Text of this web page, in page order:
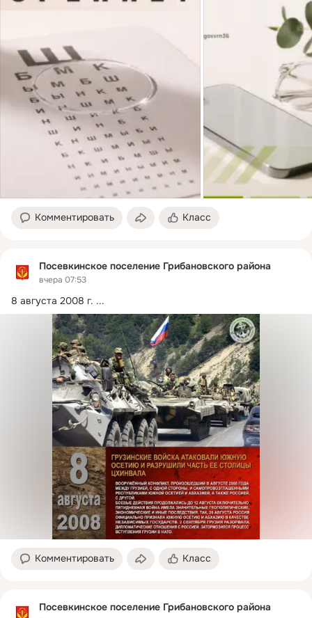
Комментировать Класс
Посевкинское поселение Грибановского района
вчера 07:53
8 августа 2008 г. ...
Комментировать Класс
Посевкинское поселение Грибановского района